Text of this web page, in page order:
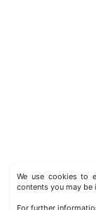
We use cookies to
contents you may
For further